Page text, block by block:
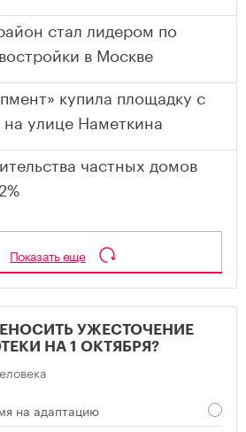
стал лидером по
в Москве
купила площадку с
улице Наметкина
частных домов
Показать еще
УЖЕСТОЧЕНИЕ
НА 1 ОКТЯБРЯ?
на адаптацию